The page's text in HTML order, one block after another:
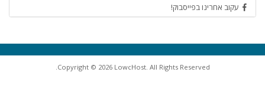
עקוב אחרינו בפייסבוק!
Copyright © 2026 LowcHost. All Rights Reserved.